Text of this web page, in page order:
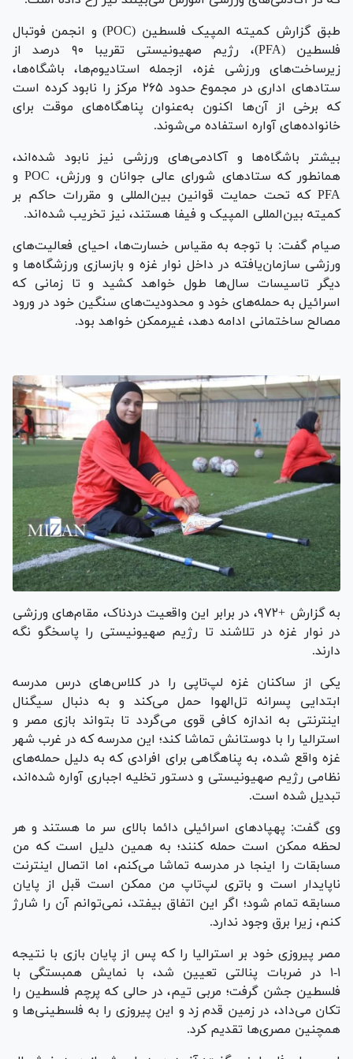
طبق گزارش کمیته المپیک فلسطین (POC) و انجمن فوتبال
فلسطین (PFA)، رژیم صهیونیستی تقریبا ۹۰ درصد از
زیرساخت‌های ورزشی غزه، ازجمله استادیوم‌ها، باشگاه‌ها،
ستاد‌های اداری در مجموع حدود ۲۶۵ مرکز را نابود کرده است
که برخی از آن‌ها اکنون به‌عنوان پناهگاه‌های موقت برای
خانواده‌های آواره استفاده می‌شوند.
بیشتر باشگاه‌ها و آکادمی‌های ورزشی نیز نابود شده‌اند،
همانطور که ستاد‌های شورای عالی جوانان و ورزش، POC و
PFA که تحت حمایت قوانین بین‌المللی و مقررات حاکم بر
کمیته بین‌المللی المپیک و فیفا هستند، نیز تخریب شده‌اند.
صیام گفت: با توجه به مقیاس خسارت‌ها، احیای فعالیت‌های
ورزشی سازمان‌یافته در داخل نوار غزه و بازسازی ورزشگاه‌ها و
دیگر تاسیسات سال‌ها طول خواهد کشید و تا زمانی که
اسرائیل به حمله‌های خود و محدودیت‌های سنگین خود در ورود
مصالح ساختمانی ادامه دهد، غیرممکن خواهد بود.
به گزارش +۹۷۲، در برابر این واقعیت دردناک، مقام‌های ورزشی
در نوار غزه در تلاشند تا رژیم صهیونیستی را پاسخگو نگه
دارند.
یکی از ساکنان غزه لپ‌تاپی را در کلاس‌های درس مدرسه
ابتدایی پسرانه تل‌الهوا حمل می‌کند و به دنبال سیگنال
اینترنتی به اندازه کافی قوی می‌گردد تا بتواند بازی مصر و
استرالیا را با دوستانش تماشا کند؛ این مدرسه که در غرب شهر
غزه واقع شده، به پناهگاهی برای افرادی که به دلیل حمله‌های
نظامی رژیم صهیونیستی و دستور تخلیه اجباری آواره شده‌اند،
تبدیل شده است.
وی گفت: پهپاد‌های اسرائیلی دائما بالای سر ما هستند و هر
لحظه ممکن است حمله کنند؛ به همین دلیل است که من
مسابقات را اینجا در مدرسه تماشا می‌کنم، اما اتصال اینترنت
ناپایدار است و باتری لپ‌تاپ من ممکن است قبل از پایان
مسابقه تمام شود؛ اگر این اتفاق بیفتد، نمی‌توانم آن را شارژ
کنم، زیرا برق وجود ندارد.
مصر پیروزی خود بر استرالیا را که پس از پایان بازی با نتیجه
۱-۱ در ضربات پنالتی تعیین شد، با نمایش همبستگی با
فلسطین جشن گرفت؛ مربی تیم، در حالی که پرچم فلسطین را
تکان می‌داد، در زمین قدم زد و این پیروزی را به فلسطینی‌ها و
همچنین مصری‌ها تقدیم کرد.